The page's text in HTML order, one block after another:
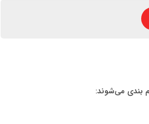
بندی می‌شوند: